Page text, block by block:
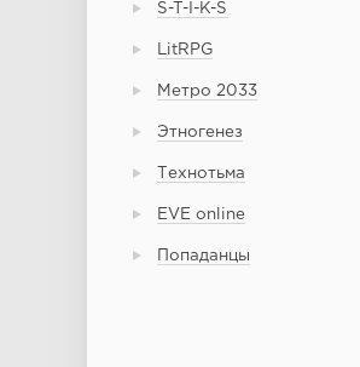
S-T-I-K-S
LitRPG
Метро 2033
Этногенез
Технотьма
EVE online
Попаданцы